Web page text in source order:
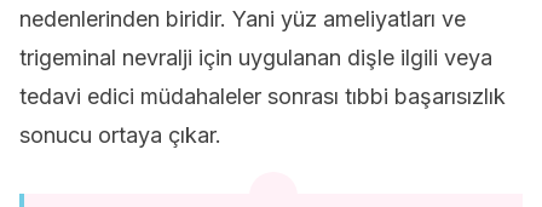
nedenlerinden biridir. Yani yüz ameliyatları ve
trigeminal nevralji için uygulanan dişle ilgili veya
tedavi edici müdahaleler sonrası tıbbi başarısızlık
sonucu ortaya çıkar.